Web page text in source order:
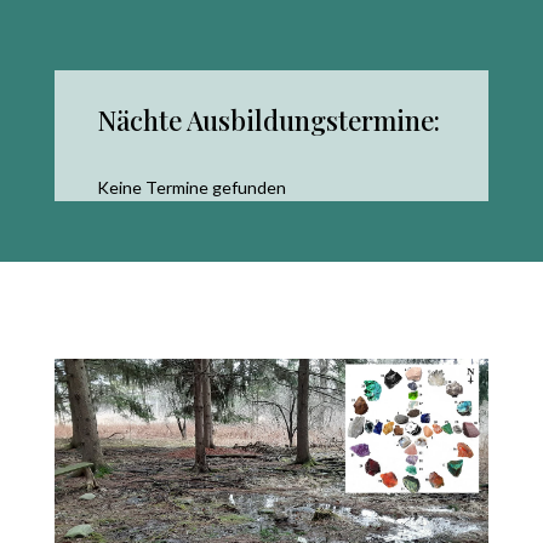
Nächte Ausbildungstermine:
Keine Termine gefunden